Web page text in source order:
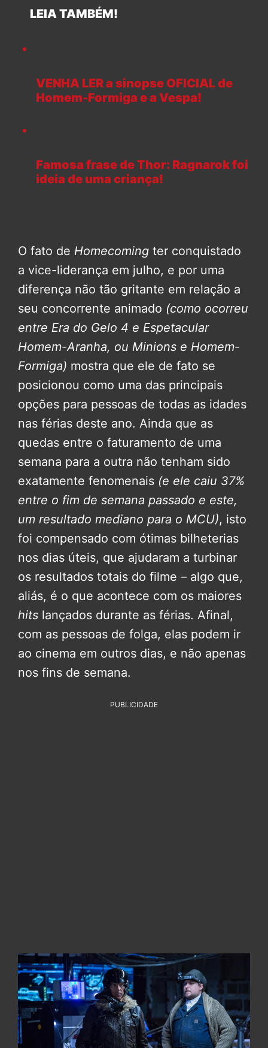
LEIA TAMBÉM!
VENHA LER a sinopse OFICIAL de
Homem-Formiga e a Vespa!
Famosa frase de Thor: Ragnarok foi
ideia de uma criança!
O fato de Homecoming ter conquistado
a vice-liderança em julho, e por uma
diferença não tão gritante em relação a
seu concorrente animado (como ocorreu
entre Era do Gelo 4 e Espetacular
Homem-Aranha, ou Minions e Homem-
Formiga) mostra que ele de fato se
posicionou como uma das principais
opções para pessoas de todas as idades
nas férias deste ano. Ainda que as
quedas entre o faturamento de uma
semana para a outra não tenham sido
exatamente fenomenais (e ele caiu 37%
entre o fim de semana passado e este,
um resultado mediano para o MCU), isto
foi compensado com ótimas bilheterias
nos dias úteis, que ajudaram a turbinar
os resultados totais do filme – algo que,
aliás, é o que acontece com os maiores
hits lançados durante as férias. Afinal,
com as pessoas de folga, elas podem ir
ao cinema em outros dias, e não apenas
nos fins de semana.
PUBLICIDADE